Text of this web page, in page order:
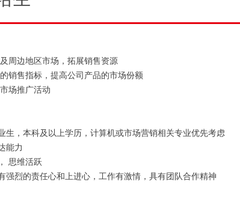
周边地区市场，拓展销售资源
销售指标，提高公司产品的市场份额
场推广活动
生，本科及以上学历，计算机或市场营销相关专业优先考虑
能力
思维活跃
强烈的责任心和上进心，工作有激情，具有团队合作精神